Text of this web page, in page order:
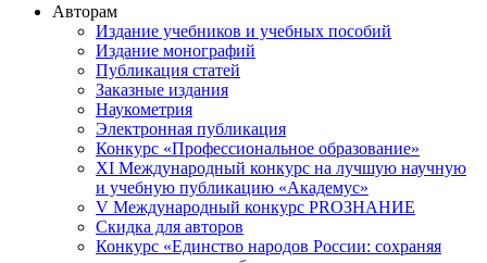
Авторам
Издание учебников и учебных пособий
Издание монографий
Публикация статей
Заказные издания
Наукометрия
Электронная публикация
Конкурс «Профессиональное образование»
XI Международный конкурс на лучшую научную
и учебную публикацию «Академус»
V Международный конкурс PROЗНАНИЕ
Скидка для авторов
Конкурс «Единство народов России: сохраняя